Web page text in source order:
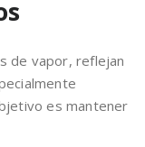
de vapor, reflejan
es mantener